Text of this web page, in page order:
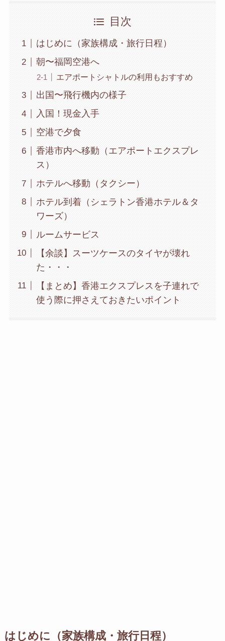
目次
はじめに（家族構成・旅行日程）
朝〜福岡空港へ
エアポートシャトルの利用もおすすめ
出国〜飛行機内の様子
入国！現金入手
空港で夕食
香港市内へ移動（エアポートエクスプレ
ス）
ホテルへ移動（タクシー）
ホテル到着（シェラトン香港ホテル＆タ
ワーズ）
ルームサービス
【余談】スーツケースのタイヤが壊れ
た・・・
【まとめ】香港エクスプレスを子連れで
使う際に押さえておきたいポイント
はじめに（家族構成・旅行日程）